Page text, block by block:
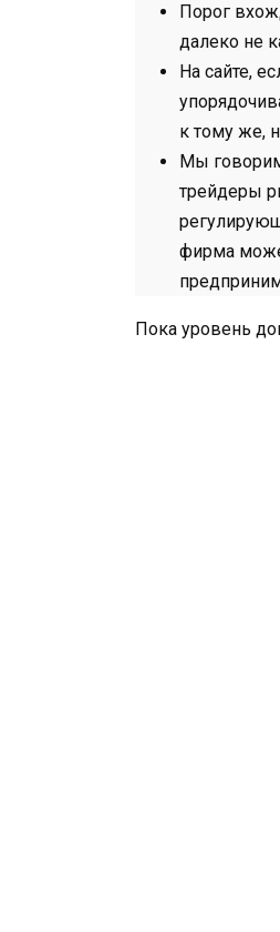
Порог
далеко не
На сайте,
к тому же,
Мы говорим
трейдеры
фирма
Пока уровень